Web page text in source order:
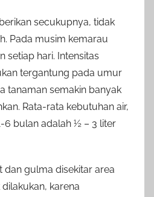
secukupnya, tidak
Pada musim kemarau
setiap hari. Intensitas
tergantung pada umur
tanaman semakin banyak
Rata-rata kebutuhan air,
6 bulan adalah ½ – 3 liter
dan gulma disekitar area
karena